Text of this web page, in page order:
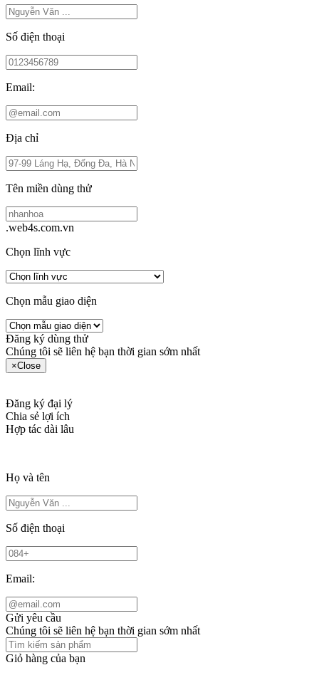
Số điện thoại
Email:
Địa chỉ
Tên miền dùng thử
.web4s.com.vn
Chọn lĩnh vực
Chọn mẫu giao diện
Đăng ký dùng thử
Chúng tôi sẽ liên hệ bạn thời gian sớm nhất
×Close
Đăng ký đại lý
Chia sẻ lợi ích
Hợp tác dài lâu
Họ và tên
Số điện thoại
Email:
Gửi yêu cầu
Chúng tôi sẽ liên hệ bạn thời gian sớm nhất
Giỏ hàng của bạn